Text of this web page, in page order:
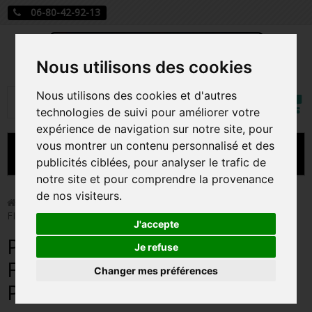
Nous utilisons des cookies
Nous utilisons des cookies et d'autres
technologies de suivi pour améliorer votre
expérience de navigation sur notre site, pour
vous montrer un contenu personnalisé et des
publicités ciblées, pour analyser le trafic de
notre site et pour comprendre la provenance
de nos visiteurs.
J'accepte
Je refuse
Changer mes préférences
06-80-42-92-13
Rechercher
Mon
MENU
CARTE A JOUER
PRÉCOMMANDE FIGURINES POP
FIGURINES POP MANGA
FIGURINES POP DISNEY
FIGURINES POP MARVEL
Funko Pop! > PRINCE WILLIAM / ROYALS FAMILY /
FIGURINE FUNKO POP
PRINCE WILLIAM / ROYALS
FAMILY / FIGURINE FUNKO
POP